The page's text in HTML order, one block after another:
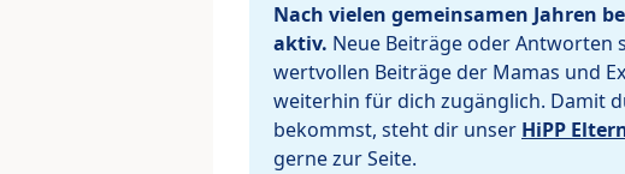
Nach vielen gemeinsamen Jahren
aktiv. Neue Beiträge oder Antworten
wertvollen Beiträge der Mamas und
weiterhin für dich zugänglich. Damit
bekommst, steht dir unser HiPP
gerne zur Seite.